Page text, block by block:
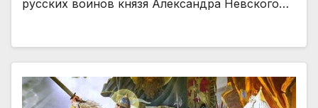
русских воинов князя Александра Невского…